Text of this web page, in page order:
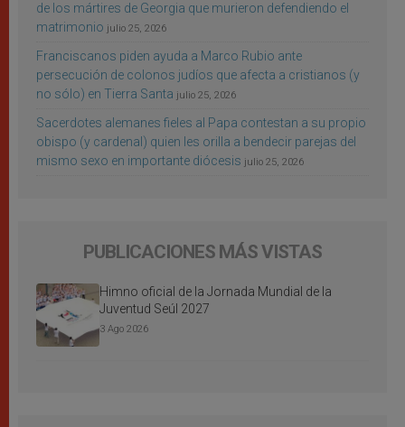
de los mártires de Georgia que murieron defendiendo el
matrimonio julio 25, 2026
Franciscanos piden ayuda a Marco Rubio ante
persecución de colonos judíos que afecta a cristianos (y
no sólo) en Tierra Santa julio 25, 2026
Sacerdotes alemanes fieles al Papa contestan a su propio
obispo (y cardenal) quien les orilla a bendecir parejas del
mismo sexo en importante diócesis julio 25, 2026
PUBLICACIONES MÁS VISTAS
Himno oficial de la Jornada Mundial de la
Juventud Seúl 2027
3 Ago 2026